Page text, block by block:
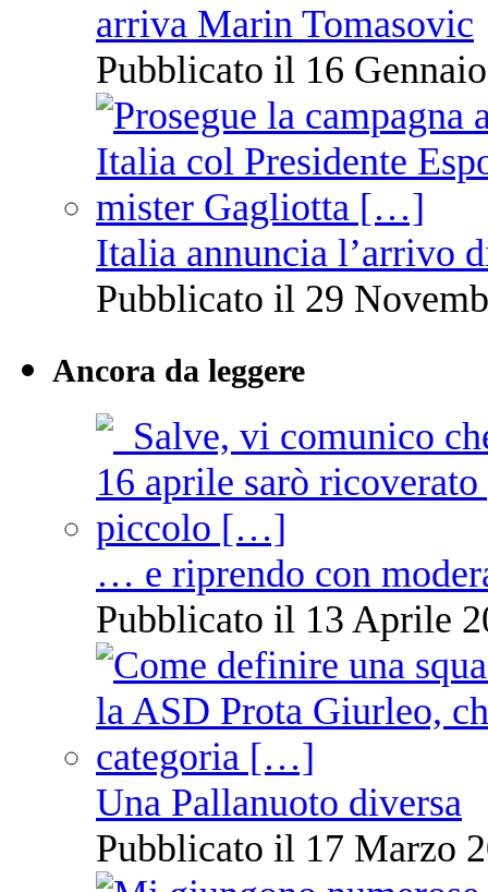
arriva Marin Tomasovic
Pubblicato il 16
Italia annuncia l’arrivo
Pubblicato il 29
Ancora da leggere
… e riprendo con
Pubblicato il 13 Aprile
Una Pallanuoto diversa
Pubblicato il 17 Marzo